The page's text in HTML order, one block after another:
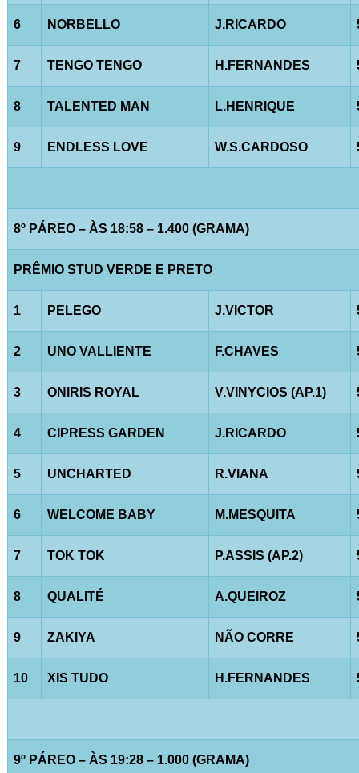
6 NORBELLO J.RICARDO
7 TENGO TENGO H.FERNANDES
8 TALENTED MAN L.HENRIQUE
9 ENDLESS LOVE W.S.CARDOSO
8º PÁREO – ÀS 18:58 – 1.400 (GRAMA)
PRÊMIO STUD VERDE E PRETO
1 PELEGO J.VICTOR
2 UNO VALLIENTE F.CHAVES
3 ONIRIS ROYAL V.VINYCIOS (AP.1)
4 CIPRESS GARDEN J.RICARDO
5 UNCHARTED R.VIANA
6 WELCOME BABY M.MESQUITA
7 TOK TOK P.ASSIS (AP.2)
8 QUALITÉ A.QUEIROZ
9 ZAKIYA NÃO CORRE
10 XIS TUDO H.FERNANDES
9º PÁREO – ÀS 19:28 – 1.000 (GRAMA)